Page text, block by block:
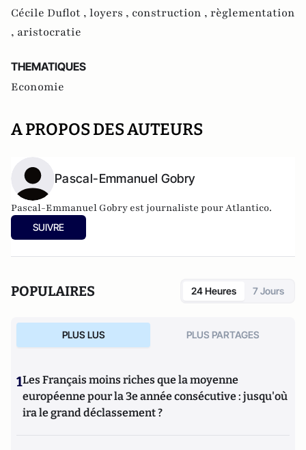
Cécile Duflot , loyers , construction , règlementation
, aristocratie
THEMATIQUES
Economie
A PROPOS DES AUTEURS
Pascal-Emmanuel Gobry
Pascal-Emmanuel Gobry est journaliste pour Atlantico.
SUIVRE
POPULAIRES 24 Heures 7 Jours
PLUS LUS PLUS PARTAGES
1Les Français moins riches que la moyenne
européenne pour la 3e année consécutive : jusqu'où
ira le grand déclassement ?